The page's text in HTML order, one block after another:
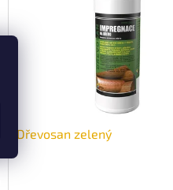
Dřevosan zelený